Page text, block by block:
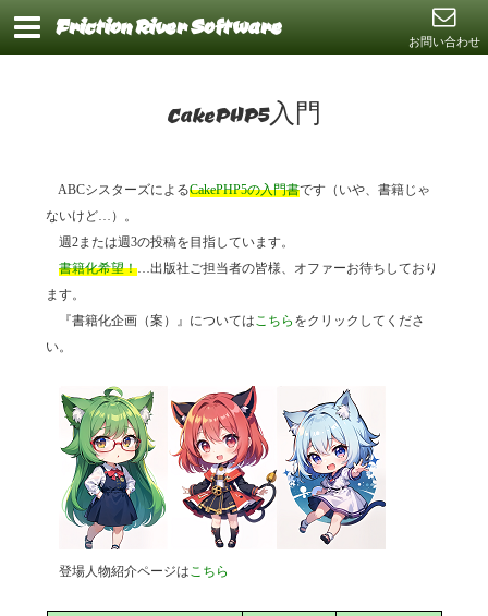
Friction River Software
お問い合わせ
CakePHP5入門
ABCシスターズによるCakePHP5の入門書です（いや、書籍じゃ
ないけど…）。
週2または週3の投稿を目指しています。
書籍化希望！…出版社ご担当者の皆様、オファーお待ちしており
ます。
『書籍化企画（案）』についてはこちら をクリックしてくださ
い。
登場人物紹介ページはこちら